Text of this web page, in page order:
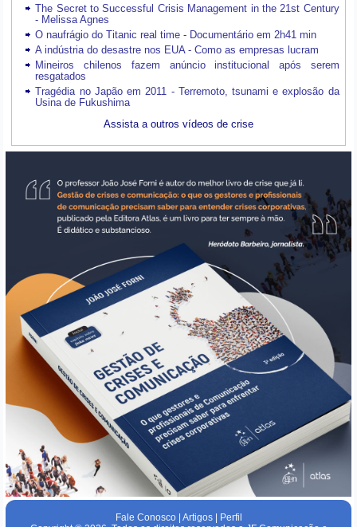
The Secret to Successful Crisis Management in the 21st Century
- Melissa Agnes
O naufrágio do Titanic real time - Documentário em 2h41 min
A indústria do desastre nos EUA - Como as empresas lucram
Mineiros chilenos fazem anúncio institucional após serem
resgatados
Tragédia no Japão em 2011 - Terremoto, tsunami e explosão da
Usina de Fukushima
Assista a outros vídeos de crise
Fale Conosco| Artigos|
Perfil